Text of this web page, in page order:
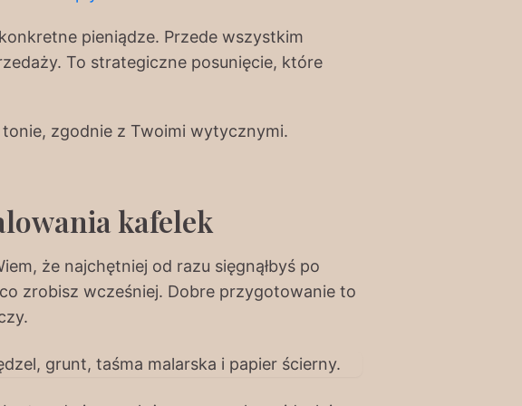
pieniądze. Przede wszystkim
To strategiczne posunięcie, które
zgodnie z Twoimi wytycznymi.
kafelek
że najchętniej od razu sięgnąłbyś po
zrobisz wcześniej. Dobre przygotowanie to